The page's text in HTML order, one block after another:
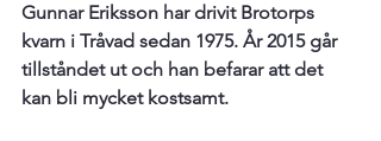
Gunnar Eriksson har drivit Brotorps
kvarn i Tråvad sedan 1975. År 2015 går
tillståndet ut och han befarar att det
kan bli mycket kostsamt.